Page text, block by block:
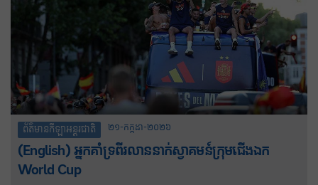
ព័ត៌មានកីឡាអន្តរជាតិ ២១-កក្កដា-២០២៦
(English) អ្នកគាំទ្រពីរលាននាក់ស្វាគមន៍ក្រុមជើងឯក
World Cup